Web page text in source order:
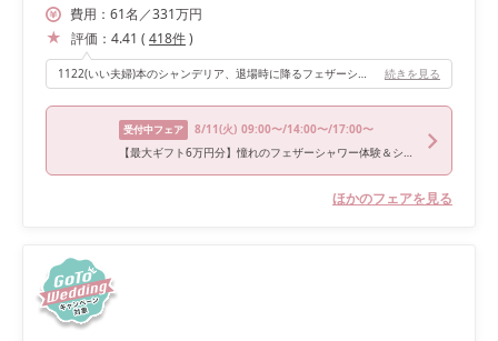
費用： 61名 ／331万円
評価： 4.41 ( 418件)
1122(いい夫婦)本のシャンデリア、退場時に降るフェザーシャワーです。 続きを見る
受付中フェア 8/11(火) 09:00〜/14:00〜/17:00〜
【最大ギフト6万円分】憧れのフェザーシャワー体験＆シェフ特選試食×150万円優待
ほかのフェアを見る